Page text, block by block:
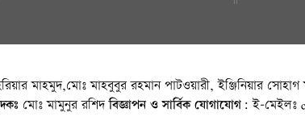
মাহমুদ,মোঃ মাহবুবুর রহমান পাটওয়ারী, ইঞ্জিনিয়ার
মোঃ মামুনুর রশিদবিজ্ঞাপন ও সার্বিক যোগাযোগ: ই-মেইলঃ